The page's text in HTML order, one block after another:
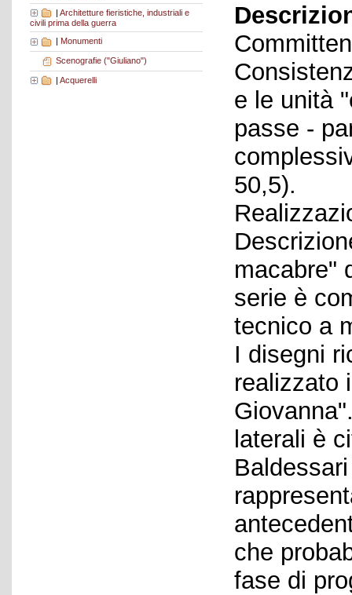
| Architetture fieristiche, industriali e
civili prima della guerra
Monumenti
Scenografie ("Giuliano")
| Acquerelli
e le unità
passe -
50,5).
macabre"
serie è
tecnico a
I disegni
realizzato
laterali è
che
fase di